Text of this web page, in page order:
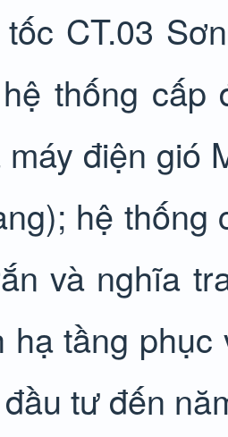
CT.03
thống
điện gió
hệ
và nghĩa
hạ tầng
tư đến